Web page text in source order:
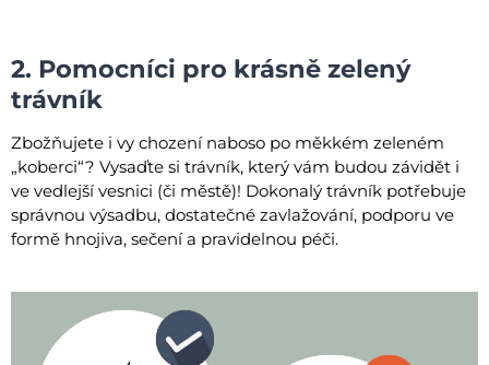
2. Pomocníci pro krásně zelený
trávník
Zbožňujete i vy chození naboso po měkkém zeleném
„koberci“? Vysaďte si trávník, který vám budou závidět i
ve vedlejší vesnici (či městě)! Dokonalý trávník potřebuje
správnou výsadbu, dostatečné zavlažování, podporu ve
formě hnojiva, sečení a pravidelnou péči.